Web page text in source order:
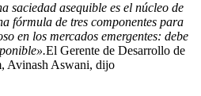
saciedad asequible es el núcleo de
fórmula de tres componentes para
en los mercados emergentes: debe
El Gerente de Desarrollo de
Avinash Aswani, dijo